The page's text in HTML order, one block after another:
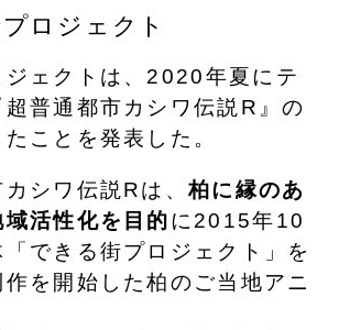
ロジェクト
ジェクトは、2020年夏にテ
超普通都市カシワ伝説R』の
ことを発表した。
シワ伝説Rは、柏に縁のあ
域活性化を目的に2015年10
「できる街プロジェクト」を
を開始した柏のご当地アニ